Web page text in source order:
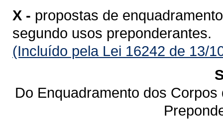
X - propostas de
segundo usos preponderantes.
(Incluído pela Lei 16242 de 13/
Do Enquadramento dos